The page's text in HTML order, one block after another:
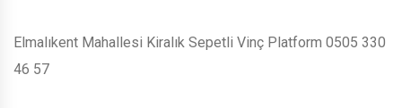
Elmalıkent Mahallesi Kiralık Sepetli Vinç Platform 0505 330
46 57